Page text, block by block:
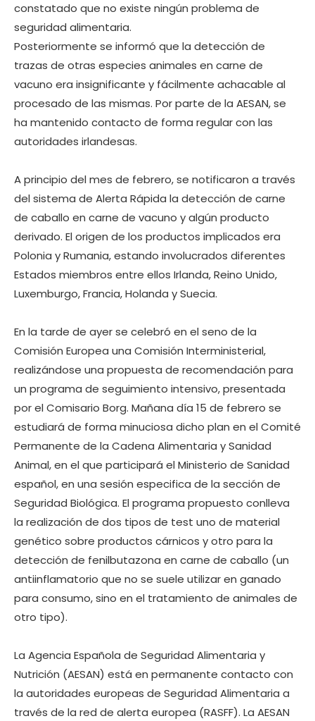
constatado que no existe ningún problema de
seguridad alimentaria.
Posteriormente se informó que la detección de
trazas de otras especies animales en carne de
vacuno era insignificante y fácilmente achacable al
procesado de las mismas. Por parte de la AESAN, se
ha mantenido contacto de forma regular con las
autoridades irlandesas.
A principio del mes de febrero, se notificaron a través
del sistema de Alerta Rápida la detección de carne
de caballo en carne de vacuno y algún producto
derivado. El origen de los productos implicados era
Polonia y Rumania, estando involucrados diferentes
Estados miembros entre ellos Irlanda, Reino Unido,
Luxemburgo, Francia, Holanda y Suecia.
En la tarde de ayer se celebró en el seno de la
Comisión Europea una Comisión Interministerial,
realizándose una propuesta de recomendación para
un programa de seguimiento intensivo, presentada
por el Comisario Borg. Mañana día 15 de febrero se
estudiará de forma minuciosa dicho plan en el Comité
Permanente de la Cadena Alimentaria y Sanidad
Animal, en el que participará el Ministerio de Sanidad
español, en una sesión especifica de la sección de
Seguridad Biológica. El programa propuesto conlleva
la realización de dos tipos de test uno de material
genético sobre productos cárnicos y otro para la
detección de fenilbutazona en carne de caballo (un
antiinflamatorio que no se suele utilizar en ganado
para consumo, sino en el tratamiento de animales de
otro tipo).
La Agencia Española de Seguridad Alimentaria y
Nutrición (AESAN) está en permanente contacto con
la autoridades europeas de Seguridad Alimentaria a
través de la red de alerta europea (RASFF). La AESAN